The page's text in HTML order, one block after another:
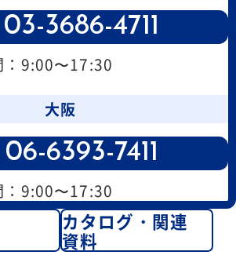
03-3686-4711
：9:00〜17:30
大阪
06-6393-7411
：9:00〜17:30
カタログ・関連
資料